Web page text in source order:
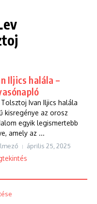
Iljics halála –
Tolsztoj Ivan Iljics halála
kisregénye az orosz
egyik legismertebb
amely az ...
április 25, 2025